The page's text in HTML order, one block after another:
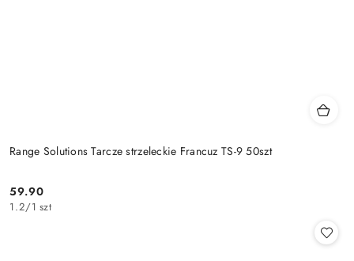
Range Solutions Tarcze strzeleckie Francuz TS-9 50szt
Cena:
59.90
1.2/1 szt